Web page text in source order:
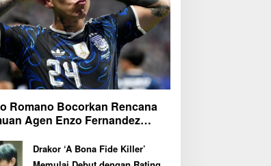
Romano Bocorkan Rencana
Agen Enzo Fernandez
Drakor ‘A Bona Fide Killer’